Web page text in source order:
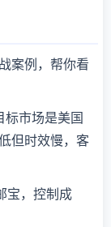
案例，帮你看
市场是美国
但时效慢，客
宝，控制成